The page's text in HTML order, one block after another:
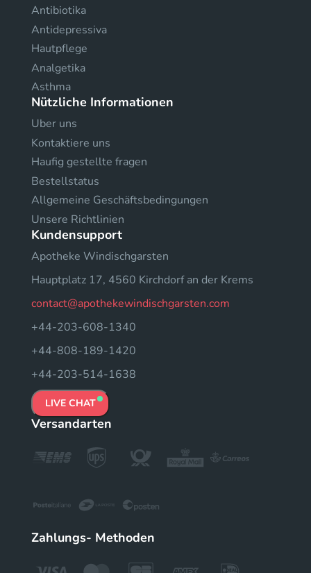
Antibiotika
Antidepressiva
Hautpflege
Analgetika
Asthma
Nützliche Informationen
Uber uns
Kontaktiere uns
Haufig gestellte fragen
Bestellstatus
Allgemeine Geschäftsbedingungen
Unsere Richtlinien
Kundensupport
Apotheke Windischgarsten
Hauptplatz 17, 4560 Kirchdorf an der Krems
contact@apothekewindischgarsten.com
+44-203-608-1340
+44-808-189-1420
+44-203-514-1638
LIVE CHAT
Versandarten
Zahlungs- Methoden